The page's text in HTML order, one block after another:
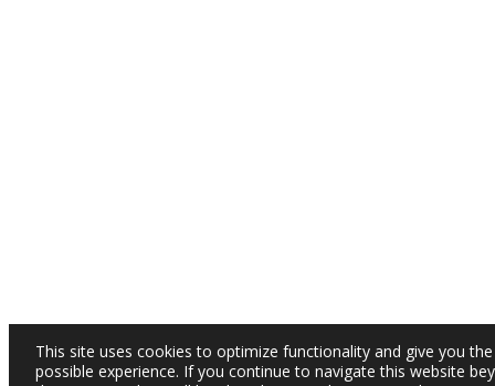
This site uses cookies to optimize functionality and give you
possible experience. If you continue to navigate this website